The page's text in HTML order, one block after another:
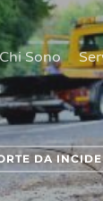
Chi Sono
DA